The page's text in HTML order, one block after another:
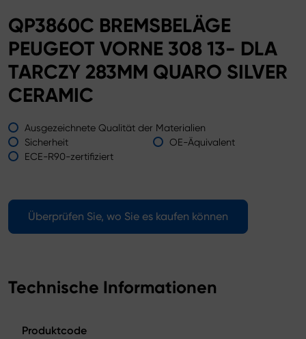
QP3860C BREMSBELÄGE
PEUGEOT VORNE 308 13- DLA
TARCZY 283MM QUARO SILVER
CERAMIC
Ausgezeichnete Qualität der Materialien
Sicherheit
OE-Äquivalent
ECE-R90-zertifiziert
Überprüfen Sie, wo Sie es kaufen können
Technische Informationen
Produktcode